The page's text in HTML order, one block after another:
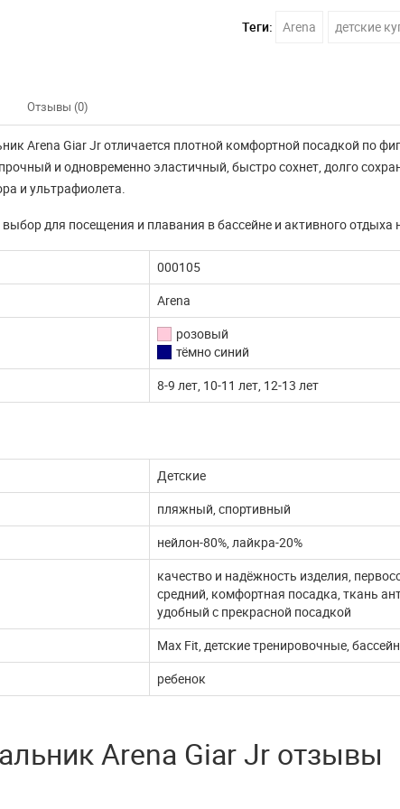
с
Наш интернет магазин
В эти сложные дни, наш интернет
магазин продолжает работать. Мы с
шапочек
Теги: Arena детские
Отзывы (0)
Arena Giar Jr отличается плотной комфортной посадкой по
и одновременно эластичный, быстро сохнет, долго
и ультрафиолета.
для посещения и плавания в бассейне и активного отдыха
000105
Arena
розовый
тёмно синий
8-9 лет, 10-11 лет, 12-13 лет
Детские
пляжный, спортивный
нейлон-80%, лайкра-20%
качество и надёжность изделия,
средний, комфортная посадка, ткань
удобный с прекрасной посадкой
Max Fit, детские тренировочные,
ребенок
Arena Giar Jr отзывы